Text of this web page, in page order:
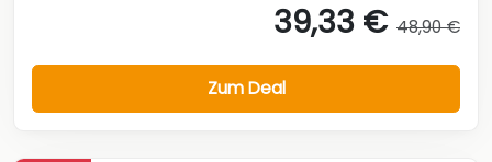
39,33 € 48,90 €
Zum Deal